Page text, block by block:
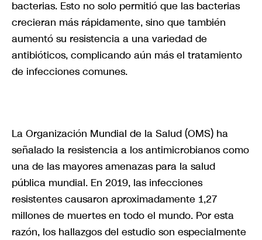
bacterias. Esto no solo permitió que las bacterias
crecieran más rápidamente, sino que también
aumentó su resistencia a una variedad de
antibióticos, complicando aún más el tratamiento
de infecciones comunes.
La Organización Mundial de la Salud (OMS) ha
señalado la resistencia a los antimicrobianos como
una de las mayores amenazas para la salud
pública mundial. En 2019, las infecciones
resistentes causaron aproximadamente 1,27
millones de muertes en todo el mundo. Por esta
razón, los hallazgos del estudio son especialmente